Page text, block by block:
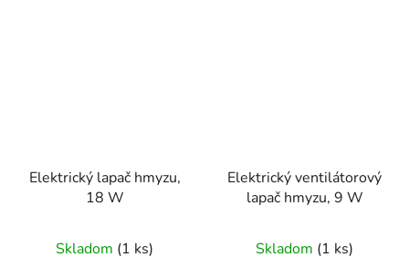
Elektrický lapač hmyzu,
18 W
Skladom (1 ks)
Elektrický ventilátorový
lapač hmyzu, 9 W
Skladom (1 ks)